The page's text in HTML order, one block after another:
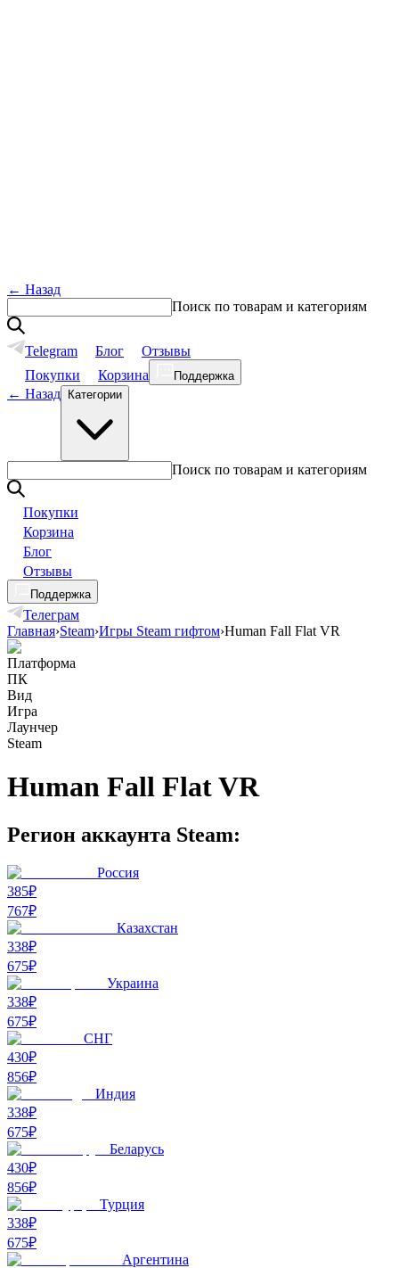
← Назад
Поиск по товарам и категориям
Telegram Блог
Отзывы
Покупки
Корзина Поддержка
← Назад Категории
Поиск по товарам и категориям
Покупки
Корзина
Блог
Отзывы
Поддержка
Телеграм
Главная›Steam›Игры Steam гифтом›Human Fall Flat VR
Платформа
ПК
Вид
Игра
Лаунчер
Steam
Human Fall Flat VR
Регион аккаунта Steam:
Россия
385₽
767₽
Казахстан
338₽
675₽
Украина
338₽
675₽
СНГ
430₽
856₽
Индия
338₽
675₽
Беларусь
430₽
856₽
Турция
338₽
675₽
Аргентина